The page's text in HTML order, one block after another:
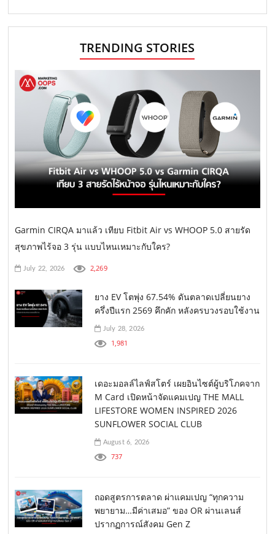
TRENDING STORIES
Garmin CIRQA มาแล้ว เทียบ Fitbit Air vs WHOOP 5.0 สายรัด
สุขภาพไร้จอ 3 รุ่น แบบไหนเหมาะกับใคร?
July 22, 2026 2,269
ยาง EV โตพุ่ง 67.54% ดันตลาดเปลี่ยนยาง
ครึ่งปีแรก 2569 คึกคัก หลังครบวงรอบใช้งาน
July 28, 2026
1,981
เดอะมอลล์ไลฟ์สโตร์ เผยอินไซต์ผู้บริโภคจาก
M Card เปิดหน้าจัดแคมเปญ THE MALL
LIFESTORE WOMEN INSPIRED 2026
SUNFLOWER SOCIAL CLUB
August 6, 2026
737
ถอดสูตรการตลาด ผ่าแคมเปญ “ทุกความ
พยายาม…มีค่าเสมอ” ของ OR ผ่านเลนส์
ปรากฏการณ์สังคม Gen Z